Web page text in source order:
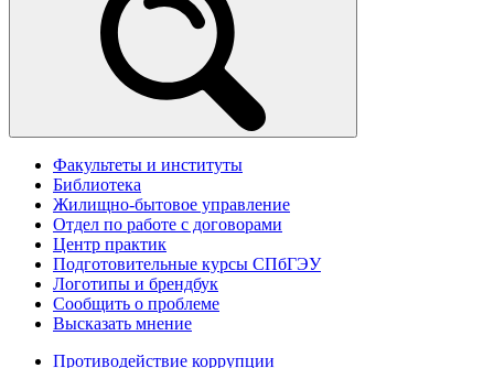
Факультеты и институты
Библиотека
Жилищно-бытовое управление
Отдел по работе с договорами
Центр практик
Подготовительные курсы СПбГЭУ
Логотипы и брендбук
Сообщить о проблеме
Высказать мнение
Противодействие коррупции